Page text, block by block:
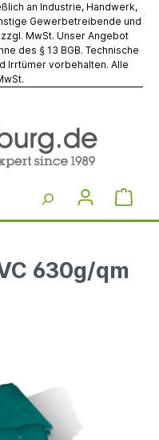
an Industrie, Handwerk,
Gewerbetreibende und
MwSt. Unser Angebot
des § 13 BGB. Technische
Irrtümer vorbehalten. Alle
630g/qm